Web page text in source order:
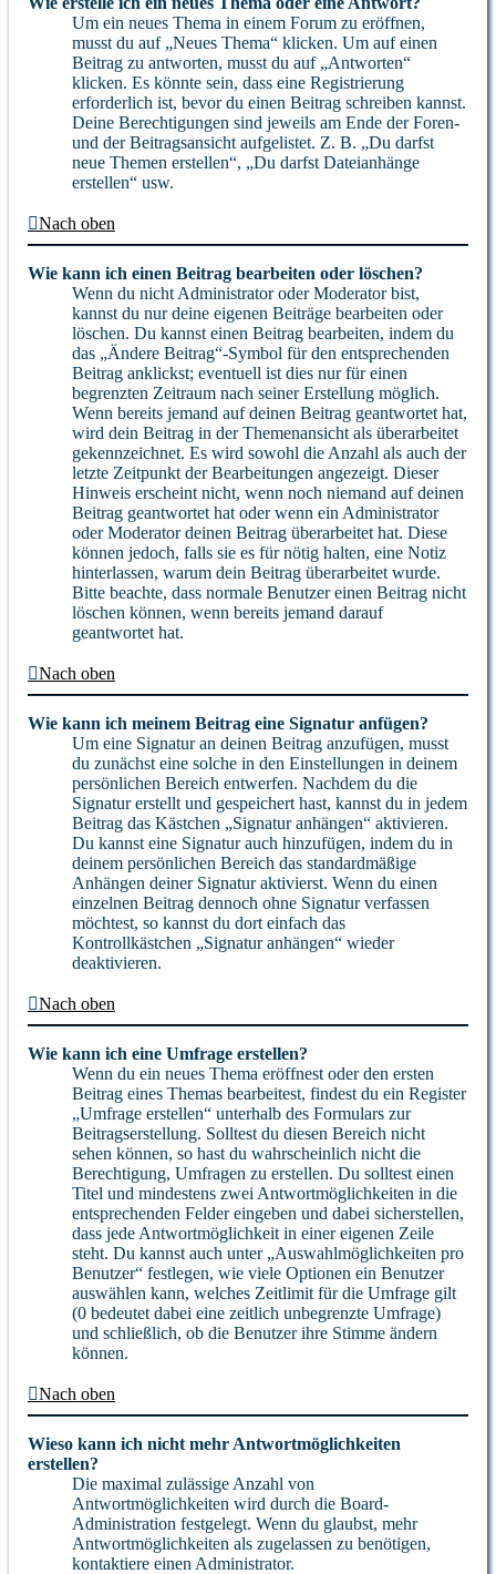
Um ein neues Thema in einem Forum zu eröffnen,
musst du auf „Neues Thema“ klicken. Um auf einen
Beitrag zu antworten, musst du auf „Antworten“
klicken. Es könnte sein, dass eine Registrierung
erforderlich ist, bevor du einen Beitrag schreiben kannst.
Deine Berechtigungen sind jeweils am Ende der Foren-
und der Beitragsansicht aufgelistet. Z. B. „Du darfst
neue Themen erstellen“, „Du darfst Dateianhänge
erstellen“ usw.
Nach oben
Wie kann ich einen Beitrag bearbeiten oder löschen?
Wenn du nicht Administrator oder Moderator bist,
kannst du nur deine eigenen Beiträge bearbeiten oder
löschen. Du kannst einen Beitrag bearbeiten, indem du
das „Ändere Beitrag“-Symbol für den entsprechenden
Beitrag anklickst; eventuell ist dies nur für einen
begrenzten Zeitraum nach seiner Erstellung möglich.
Wenn bereits jemand auf deinen Beitrag geantwortet hat,
wird dein Beitrag in der Themenansicht als überarbeitet
gekennzeichnet. Es wird sowohl die Anzahl als auch der
letzte Zeitpunkt der Bearbeitungen angezeigt. Dieser
Hinweis erscheint nicht, wenn noch niemand auf deinen
Beitrag geantwortet hat oder wenn ein Administrator
oder Moderator deinen Beitrag überarbeitet hat. Diese
können jedoch, falls sie es für nötig halten, eine Notiz
hinterlassen, warum dein Beitrag überarbeitet wurde.
Bitte beachte, dass normale Benutzer einen Beitrag nicht
löschen können, wenn bereits jemand darauf
geantwortet hat.
Nach oben
Wie kann ich meinem Beitrag eine Signatur anfügen?
Um eine Signatur an deinen Beitrag anzufügen, musst
du zunächst eine solche in den Einstellungen in deinem
persönlichen Bereich entwerfen. Nachdem du die
Signatur erstellt und gespeichert hast, kannst du in jedem
Beitrag das Kästchen „Signatur anhängen“ aktivieren.
Du kannst eine Signatur auch hinzufügen, indem du in
deinem persönlichen Bereich das standardmäßige
Anhängen deiner Signatur aktivierst. Wenn du einen
einzelnen Beitrag dennoch ohne Signatur verfassen
möchtest, so kannst du dort einfach das
Kontrollkästchen „Signatur anhängen“ wieder
deaktivieren.
Nach oben
Wie kann ich eine Umfrage erstellen?
Wenn du ein neues Thema eröffnest oder den ersten
Beitrag eines Themas bearbeitest, findest du ein Register
„Umfrage erstellen“ unterhalb des Formulars zur
Beitragserstellung. Solltest du diesen Bereich nicht
sehen können, so hast du wahrscheinlich nicht die
Berechtigung, Umfragen zu erstellen. Du solltest einen
Titel und mindestens zwei Antwortmöglichkeiten in die
entsprechenden Felder eingeben und dabei sicherstellen,
dass jede Antwortmöglichkeit in einer eigenen Zeile
steht. Du kannst auch unter „Auswahlmöglichkeiten pro
Benutzer“ festlegen, wie viele Optionen ein Benutzer
auswählen kann, welches Zeitlimit für die Umfrage gilt
(0 bedeutet dabei eine zeitlich unbegrenzte Umfrage)
und schließlich, ob die Benutzer ihre Stimme ändern
können.
Nach oben
Wieso kann ich nicht mehr Antwortmöglichkeiten
erstellen?
Die maximal zulässige Anzahl von
Antwortmöglichkeiten wird durch die Board-
Administration festgelegt. Wenn du glaubst, mehr
Antwortmöglichkeiten als zugelassen zu benötigen,
kontaktiere einen Administrator.